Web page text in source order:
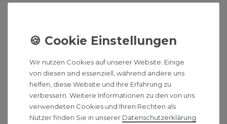
50 m² Dämmrolle 25-2 EPS-DES, WLS 045
640 Meter Heizrohr Kunststoff PE-XA 17x2
1000 Tackernadeln
Produkteigenschaften
Logafloor Dämmrolle:
Wir nutzen Cookies auf unserer Website. Einige
von diesen sind essenziell, während andere uns
helfen, diese Website und Ihre Erfahrung zu
verbessern. Weitere Informationen zu den von uns
verwendeten Cookies und Ihren Rechten als
Nutzer finden Sie in unserer Daten­schutz­erklärung